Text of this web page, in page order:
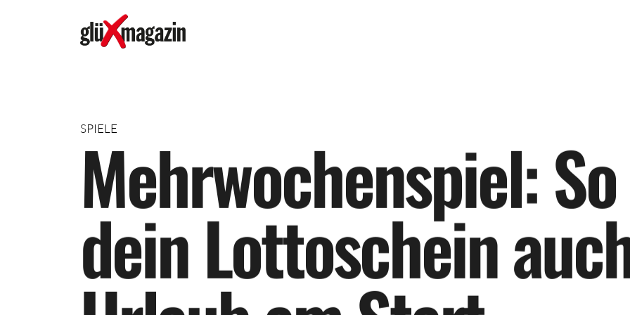
SPIELE
Mehrwochenspiel:So
deinLottoscheinauc